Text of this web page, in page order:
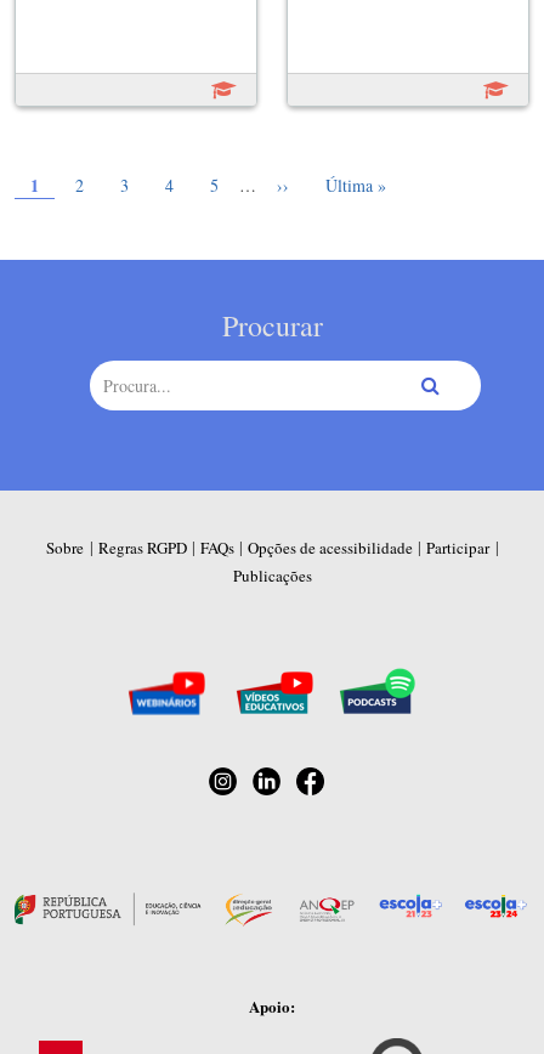
1 Page
2 Page
3 Page
4 Page
5 … Próxima página
›› Última página
Última »
Procurar
Sobre | Regras RGPD| FAQs| Opções de acessibilidade| Participar|
Publicações
Apoio: